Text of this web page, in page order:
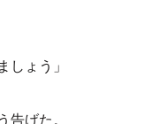
しょう」
げた。